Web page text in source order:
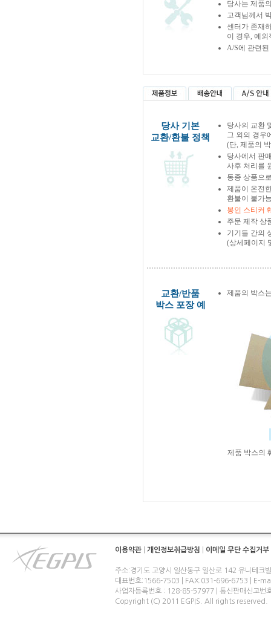
당사는 제품
고객님께서
센터가 존재
이 경우, 예
A/S에 관련
당사 기본
교환/환불 정책
당사의 교환
그 외의 경우
(단, 제품의
당사에서 판
사후 처리를
동종 상품으
제품이 온전
환불이 불가
봉인 스티커
주문 제작 상
기기들 간의
(상세페이지
교환/반품
박스 포장 예
제품의 박스
제품 박스의
이용약관 개인정보취급방침 이메일 무단 수집거부
주소:경기도 고양시 일산동구 일산로 142 유니테크
대표번호:1566-7503 | FAX:031-696-6753 | E-
사업자등록번호 : 128-85-57977 | 통신판매신고번
Copyright (C) 2011 EGPIS. All rights reserved.